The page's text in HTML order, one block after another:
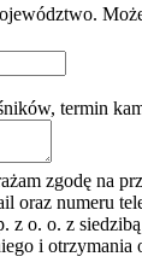
termin
zgodę na
oraz numeru
z o. o. z
i otrzymania